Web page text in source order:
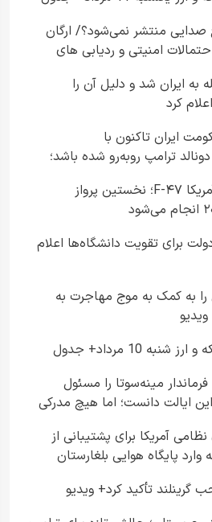
صدایی منتشر نمی‌شود؟/ ارگان
امنیتی و ردیابی های
مدعی لغو حمله به ایران شد و دلیل آن را
کرد
ایران تاکنون با
ترامپ روبه‌رو شده باشد؛
می‌زند
جنگنده نسل ششم آمریکا F-۴۷؛ نخستین پرواز
برای تقویت دانشگاه‌ها اعلام
به کمک به موج مهاجرت به
10 مرداد+ جدول
مینه‌سوتا را مسئول
ایالت دانست؛ اما هیچ مدرکی
آمریکا برای پشتیبانی از
پایگاه هوایی بلغارستان
گرینلند تأکید کرد+ ویدیو